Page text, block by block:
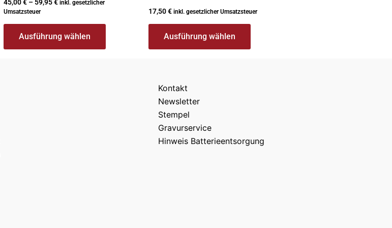
45,00€ – 59,95€ inkl. gesetzlicher
Umsatzsteuer
Ausführung wählen
17,50€ inkl. gesetzlicher Umsatzsteuer
Ausführung wählen
Kontakt
Newsletter
Stempel
Gravurservice
Hinweis Batterieentsorgung